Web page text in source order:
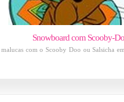
Snowboard com Scooby-
malucas com o Scooby Doo ou Salsicha